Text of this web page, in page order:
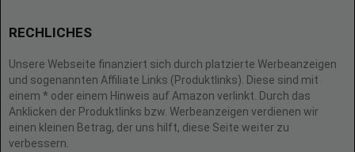
RECHLICHES
Unsere Webseite finanziert sich durch platzierte Werbeanzeigen
und sogenannten Affiliate Links (Produktlinks). Diese sind mit
einem * oder einem Hinweis auf Amazon verlinkt. Durch das
Anklicken der Produktlinks bzw. Werbeanzeigen verdienen wir
einen kleinen Betrag, der uns hilft, diese Seite weiter zu
verbessern.